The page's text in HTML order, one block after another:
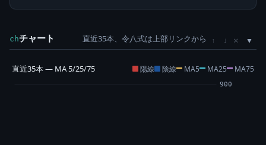
chチャート 直近35本、令八式は上部リンクから ↑ ↓ ×
直近35本 — MA 5/25/75 陽線 陰線 MA5 MA25 MA75
900